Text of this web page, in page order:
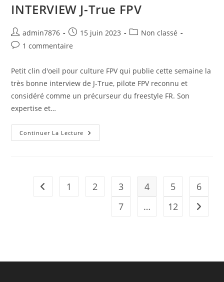
INTERVIEW J-True FPV
Auteur/autrice
de
admin7876
Publication
publiée :
15 juin 2023
PostNon classé
Commentaires
la
publication :
1 commentaire
Petit clin d'oeil pour culture FPV qui publie cette semaine la
très bonne interview de J-True, pilote FPV reconnu et
considéré comme un précurseur du freestyle FR. Son
expertise et…
Continuer La Lecture INTERVIEW
J-
Go to the previous page
1 2 3 4 5
6
7
… 12 Aller à